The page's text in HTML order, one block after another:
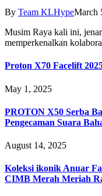
By Team KLHypeMarch
Musim Raya kali ini,
memperkenalkan
Proton X70 Facelift
May 1, 2025
PROTON X50 Serba
Pengecaman Suara
August 14, 2025
Koleksi ikonik Anuar
CIMB Merah Meriah